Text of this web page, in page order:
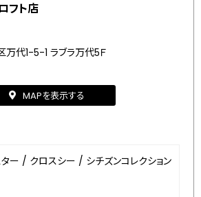
フト店
代1-5-1 ラブラ万代5Ｆ
MAPを表示する
ー / クロスシー / シチズンコレクション